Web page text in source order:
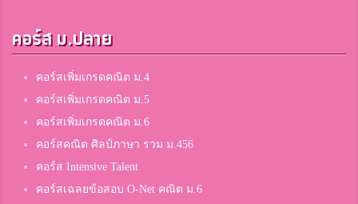
คอร์ส ม.ปลาย
คอร์สเพิ่มเกรดคณิต ม.4
คอร์สเพิ่มเกรดคณิต ม.5
คอร์สเพิ่มเกรดคณิต ม.6
คอร์สคณิต ศิลป์ภาษา รวม ม.456
คอร์ส Intensive Talent
คอร์สเฉลยข้อสอบ O-Net คณิต ม.6